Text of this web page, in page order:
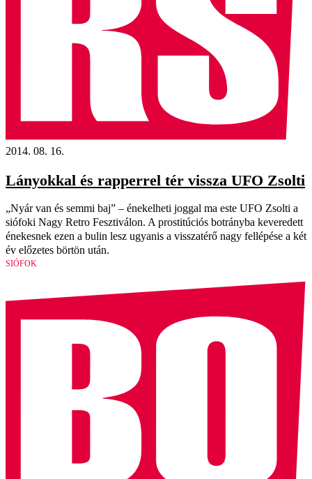
2014. 08. 16.
Lányokkal és rapperrel tér vissza UFO Zsolti
„Nyár van és semmi baj” – énekelheti joggal ma este UFO Zsolti a
siófoki Nagy Retro Fesztiválon. A prostitúciós botrányba keveredett
énekesnek ezen a bulin lesz ugyanis a visszatérő nagy fellépése a két
év előzetes börtön után.
SIÓFOK